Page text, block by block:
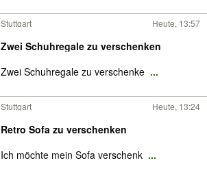
Stuttgart Heute, 13:57
Zwei Schuhregale zu verschenken
Zwei Schuhregale zu verschenke ...
Stuttgart Heute, 13:24
Retro Sofa zu verschenken
Ich möchte mein Sofa verschenk ...